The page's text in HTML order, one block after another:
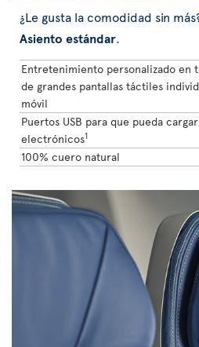
¿Le gusta la comodidad sin
Asiento estándar.
Entretenimiento personalizado en
de grandes pantallas táctiles
móvil
Puertos USB para que pueda
electrónicos1
100% cuero natural